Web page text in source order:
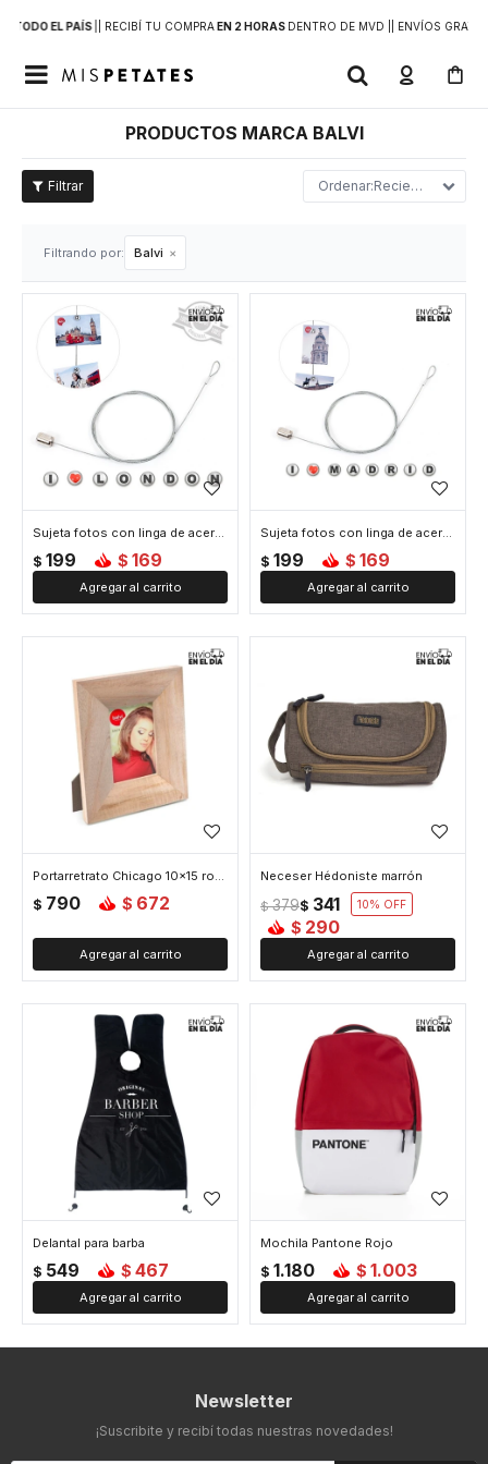
TODO EL PAÍS | RECIBÍ TU COMPRAEN 2 HORAS DENTRO DE MVD | | ENVÍOS GRATIS

PRODUCTOS MARCA BALVI
Recientes
Filtrando por: Balvi
Sujeta fotos con linga de acero e imanes x8 London
$ 199 $ 169
Sujeta fotos con linga de acero e imanes x8 Madrid
$ 199 $ 169
Portarretrato Chicago 10x15 roble
$ 790 $ 672
Neceser Hédoniste marrón
$ 341
$ 379 10
$ 290
Delantal para barba
$ 549 $ 467
Mochila Pantone Rojo
$ 1.180 $ 1.003
Newsletter
¡Suscribite y recibí todas nuestras novedades!